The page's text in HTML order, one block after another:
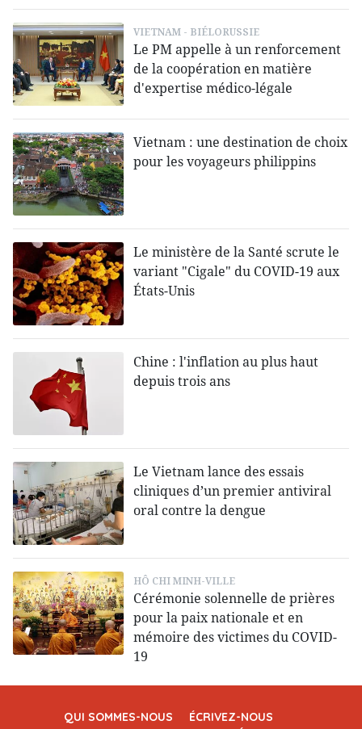
VIETNAM - BIÉLORUSSIE
Le PM appelle à un renforcement
de la coopération en matière
d'expertise médico-légale
Vietnam : une destination de choix
pour les voyageurs philippins
Le ministère de la Santé scrute le
variant "Cigale" du COVID-19 aux
États-Unis
Chine : l'inflation au plus haut
depuis trois ans
Le Vietnam lance des essais
cliniques d’un premier antiviral
oral contre la dengue
HÔ CHI MINH-VILLE
Cérémonie solennelle de prières
pour la paix nationale et en
mémoire des victimes du COVID-
19
QUI SOMMES-NOUS
ÉCRIVEZ-NOUS